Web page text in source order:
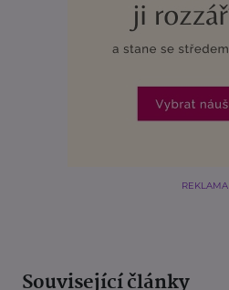
REKLAMA
Související články